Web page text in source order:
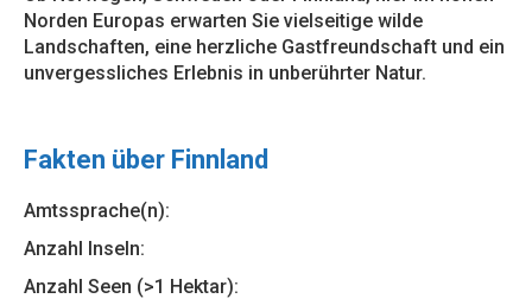
Norden Europas erwarten Sie vielseitige wilde
Landschaften, eine herzliche Gastfreundschaft und ein
unvergessliches Erlebnis in unberührter Natur.
Fakten über Finnland
Amtssprache(n):
Anzahl Inseln:
Anzahl Seen (>1 Hektar):